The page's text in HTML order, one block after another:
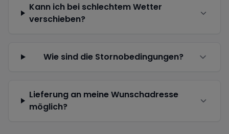
Kann ich bei schlechtem Wetter
verschieben?
Wie sind die Stornobedingungen?
Lieferung an meine Wunschadresse
möglich?